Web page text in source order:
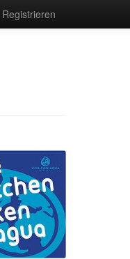
Registrieren